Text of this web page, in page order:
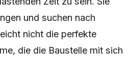
und suchen nach
nicht die perfekte
die die Baustelle mit sich